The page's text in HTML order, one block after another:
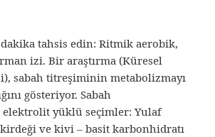
tahsis edin: Ritmik aerobik,
izi. Bir araştırma (Küresel
sabah titreşiminin metabolizmayı
gösteriyor. Sabah
elektrolit yüklü seçimler: Yulaf
ve kivi – basit karbonhidratı